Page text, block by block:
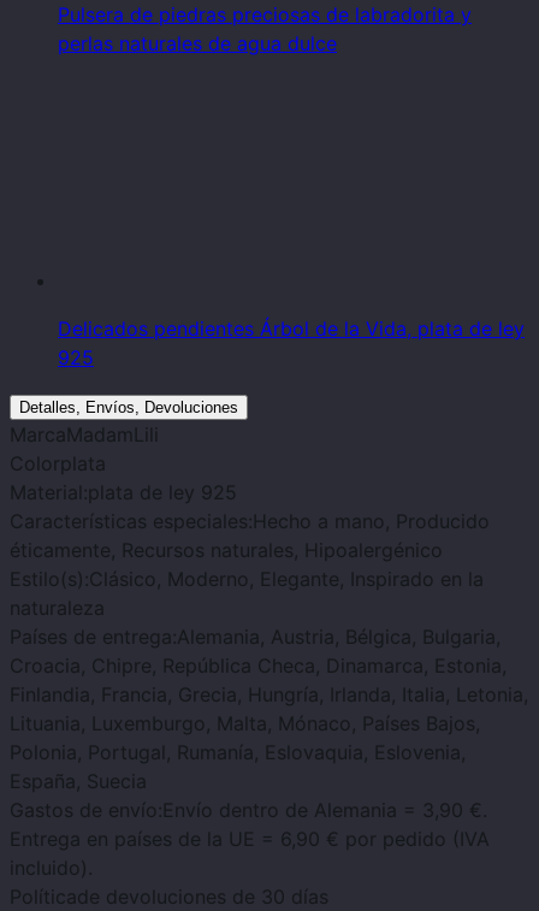
Pulsera de piedras preciosas de labradorita y
perlas naturales de agua dulce
Delicados pendientes Árbol de la Vida, plata de ley
925
Detalles, Envíos, Devoluciones
Marca MadamLili
Color plata
Material:plata de ley 925
Características especiales:Hecho a mano, Producido
éticamente, Recursos naturales, Hipoalergénico
Estilo(s):Clásico, Moderno, Elegante, Inspirado en la
naturaleza
Países de entrega:Alemania, Austria, Bélgica, Bulgaria,
Croacia, Chipre, República Checa, Dinamarca, Estonia,
Finlandia, Francia, Grecia, Hungría, Irlanda, Italia, Letonia,
Lituania, Luxemburgo, Malta, Mónaco, Países Bajos,
Polonia, Portugal, Rumanía, Eslovaquia, Eslovenia,
España, Suecia
Gastos de envío:Envío dentro de Alemania = 3,90 €.
Entrega en países de la UE = 6,90 € por pedido (IVA
incluido).
Políticade devoluciones de 30 días